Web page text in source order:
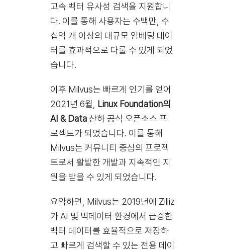
고속 벡터 유사성 검색을 지원합니
다. 이를 통해 사용자는 수백만, 수
십억 개 이상의 대규모 임베딩 데이
터를 효과적으로 다룰 수 있게 되었
습니다.
이후 Milvus는 빠르게 인기를 얻어
2021년 6월, Linux Foundation의
AI & Data산하 공식 오픈소스 프
로젝트가 되었습니다. 이를 통해
Milvus는 커뮤니티 중심의 프로젝
트로서 활발한 개발과 지속적인 지
원을 받을 수 있게 되었습니다.
요약하면, Milvus는 2019년에 Zilliz
가 AI 및 빅데이터 환경에서 급증한
벡터 데이터를 효율적으로 저장하
고 빠르게 검색할 수 있는 전용 데이